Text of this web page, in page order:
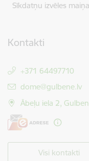
Sīkdatņu izvēles maiņa
Kontakti
+371 64497710
E-pasts:
dome@gulbene.lv
Ābeļu iela 2,
Visi kontakti